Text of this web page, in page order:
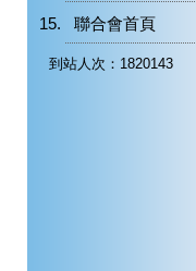
聯合會首頁
到站人次：1820143